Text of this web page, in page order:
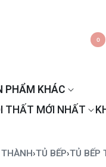
0
PHẨM KHÁC
THẤT MỚI NHẤT
›TỦ BẾP›TỦ BẾP